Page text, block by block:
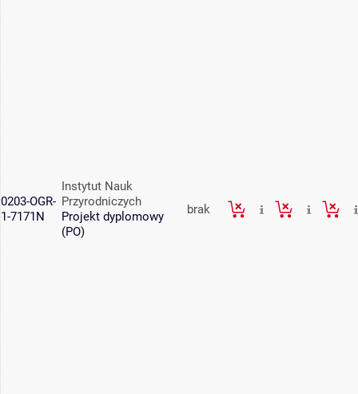
0203-OGR-
1-7171N
Instytut Nauk
Przyrodniczych
Projekt dyplomowy
(PO)
brak